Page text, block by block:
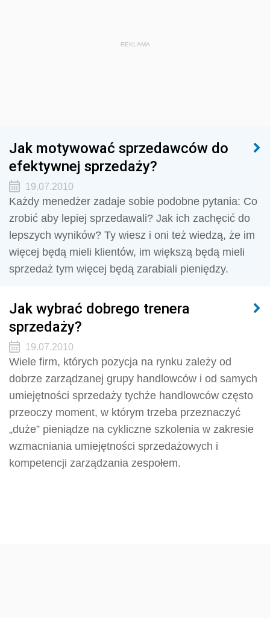
REKLAMA
Jak motywować sprzedawców do
efektywnej sprzedaży?
19.07.2010
Każdy menedżer zadaje sobie podobne pytania: Co
zrobić aby lepiej sprzedawali? Jak ich zachęcić do
lepszych wyników? Ty wiesz i oni też wiedzą, że im
więcej będą mieli klientów, im większą będą mieli
sprzedaż tym więcej będą zarabiali pieniędzy.
Jak wybrać dobrego trenera
sprzedaży?
19.07.2010
Wiele firm, których pozycja na rynku zależy od
dobrze zarządzanej grupy handlowców i od samych
umiejętności sprzedaży tychże handlowców często
przeoczy moment, w którym trzeba przeznaczyć
„duże” pieniądze na cykliczne szkolenia w zakresie
wzmacniania umiejętności sprzedażowych i
kompetencji zarządzania zespołem.